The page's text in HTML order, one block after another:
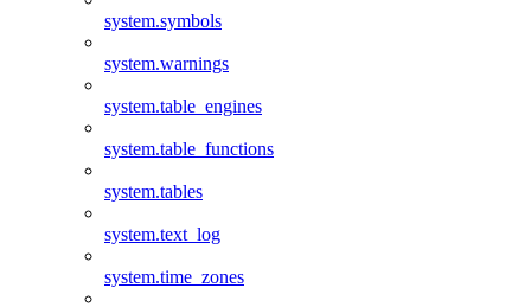
system.symbols
system.warnings
system.table_engines
system.table_functions
system.tables
system.text_log
system.time_zones